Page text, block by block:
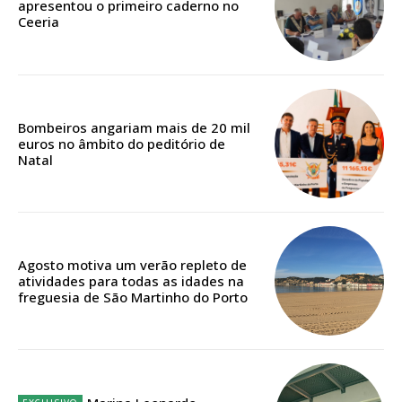
Escolha o plano de assinatura desejado:
ASSINATURA
IMPRESSA
Edição em papel entregue à Quinta-feira em sua
apresentou o primeiro caderno no
Ceeria
Bombeiros angariam mais de 20 mil
euros no âmbito do peditório de
Natal
Agosto motiva um verão repleto de
atividades para todas as idades na
freguesia de São Martinho do Porto